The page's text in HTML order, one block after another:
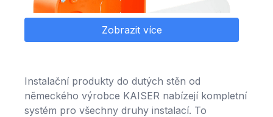
Zobrazit více
Instalační produkty do dutých stěn od
německého výrobce KAISER nabízejí kompletní
systém pro všechny druhy instalací. To